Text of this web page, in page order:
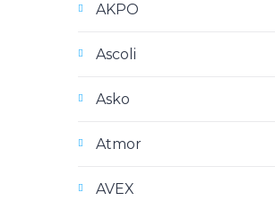
AKPO
Ascoli
Asko
Atmor
AVEX